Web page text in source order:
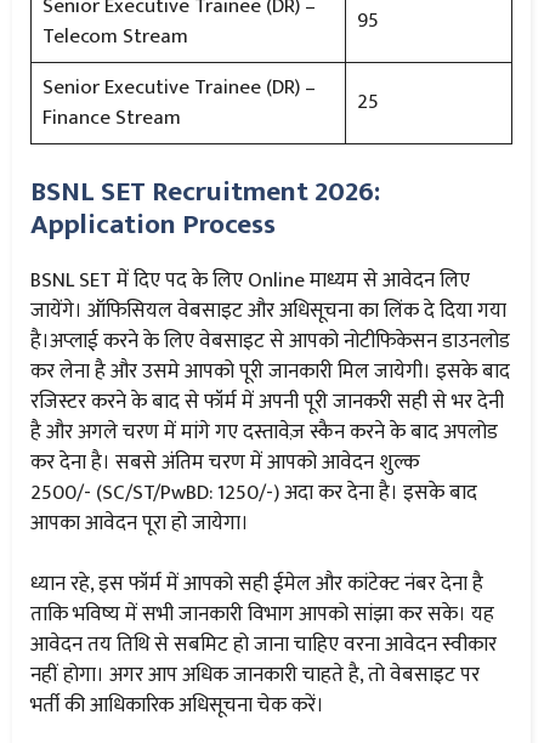
Telecom Stream
95
Senior Executive Trainee (DR) –
Finance Stream
25
BSNL SET Recruitment 2026:
Application Process
BSNL SET में दिए पद के लिए Online माध्यम से आवेदन लिए
जायेंगे। ऑफिसियल वेबसाइट और अधिसूचना का लिंक दे दिया गया
है।अप्लाई करने के लिए वेबसाइट से आपको नोटीफिकेसन डाउनलोड
कर लेना है और उसमे आपको पूरी जानकारी मिल जायेगी। इसके बाद
रजिस्टर करने के बाद से फॉर्म में अपनी पूरी जानकरी सही से भर देनी
है और अगले चरण में मांगे गए दस्तावेज़ स्कैन करने के बाद अपलोड
कर देना है। सबसे अंतिम चरण में आपको आवेदन शुल्क
2500/- (SC/ST/PwBD: 1250/-) अदा कर देना है। इसके बाद
आपका आवेदन पूरा हो जायेगा।
ध्यान रहे, इस फॉर्म में आपको सही ईमेल और कांटेक्ट नंबर देना है
ताकि भविष्य में सभी जानकारी विभाग आपको सांझा कर सके। यह
आवेदन तय तिथि से सबमिट हो जाना चाहिए वरना आवेदन स्वीकार
नहीं होगा। अगर आप अधिक जानकारी चाहते है, तो वेबसाइट पर
भर्ती की आधिकारिक अधिसूचना चेक करें।